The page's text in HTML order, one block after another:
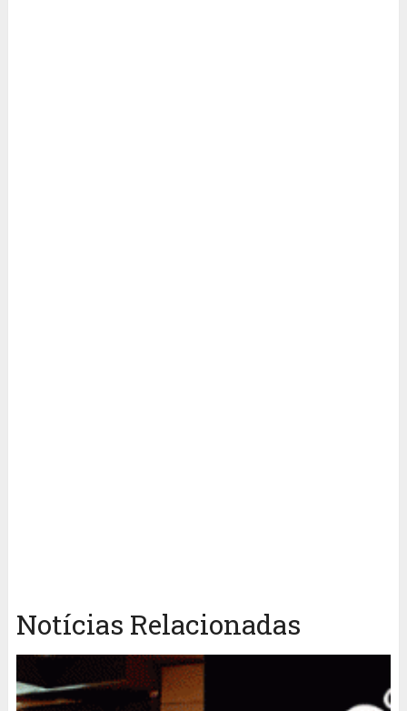
Notícias Relacionadas